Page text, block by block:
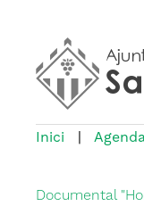
Inici
Documental